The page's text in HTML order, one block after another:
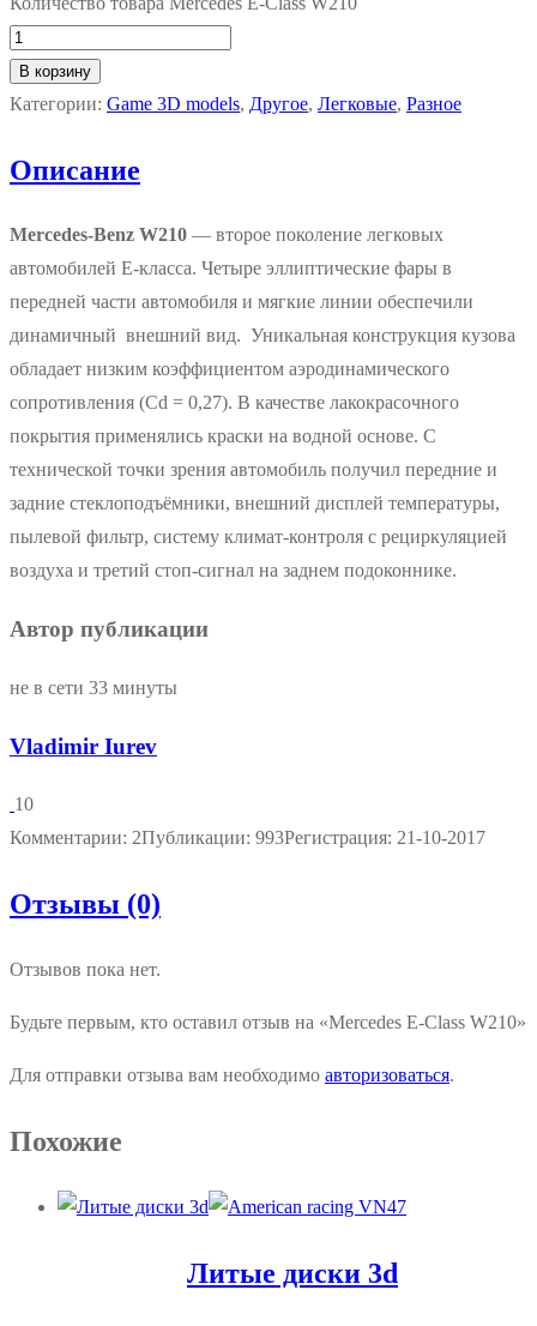
В корзину
Категории: Game 3D models, Другое, Легковые, Разное
Описание
Mercedes-Benz W210 — второе поколение легковых
автомобилей Е-класса. Четыре эллиптические фары в
передней части автомобиля и мягкие линии обеспечили
динамичный внешний вид. Уникальная конструкция кузова
обладает низким коэффициентом аэродинамического
сопротивления (Cd = 0,27). В качестве лакокрасочного
покрытия применялись краски на водной основе. С
технической точки зрения автомобиль получил передние и
задние стеклоподъёмники, внешний дисплей температуры,
пылевой фильтр, систему климат-контроля с рециркуляцией
воздуха и третий стоп-сигнал на заднем подоконнике.
Автор публикации
не в сети 33 минуты
Vladimir Iurev
10
Комментарии: 2Публикации: 993Регистрация: 21-10-2017
Отзывы (0)
Отзывов пока нет.
Будьте первым, кто оставил отзыв на «Mercedes E-Class W210»
Для отправки отзыва вам необходимо авторизоваться.
Похожие
Литые диски 3d